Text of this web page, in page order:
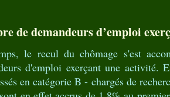
de demandeurs d’emploi
le recul du chômage s'est
d'emploi exerçant une activité.
en catégorie B - chargés de